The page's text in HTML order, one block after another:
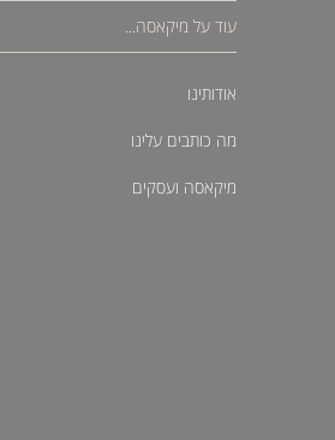
עוד על מיקאסה...
אודותינו
מה כותבים עלינו
מיקאסה ועסקים